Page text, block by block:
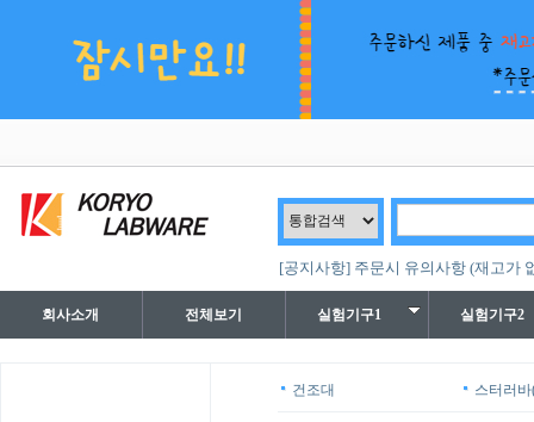
[공지사항] 주문시 유의사항 (재고가
회사소개 전체보기 실험기구1 실험기구2
건조대 스터러바